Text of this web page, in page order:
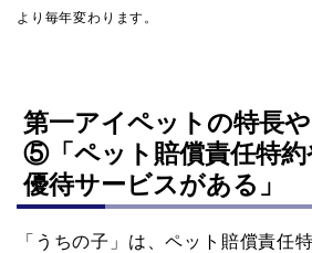
より毎年変わります。
第一アイペットの特長
⑤「ペット賠償責任特約
優待サービスがある」
「うちの子」は、ペット賠償責任